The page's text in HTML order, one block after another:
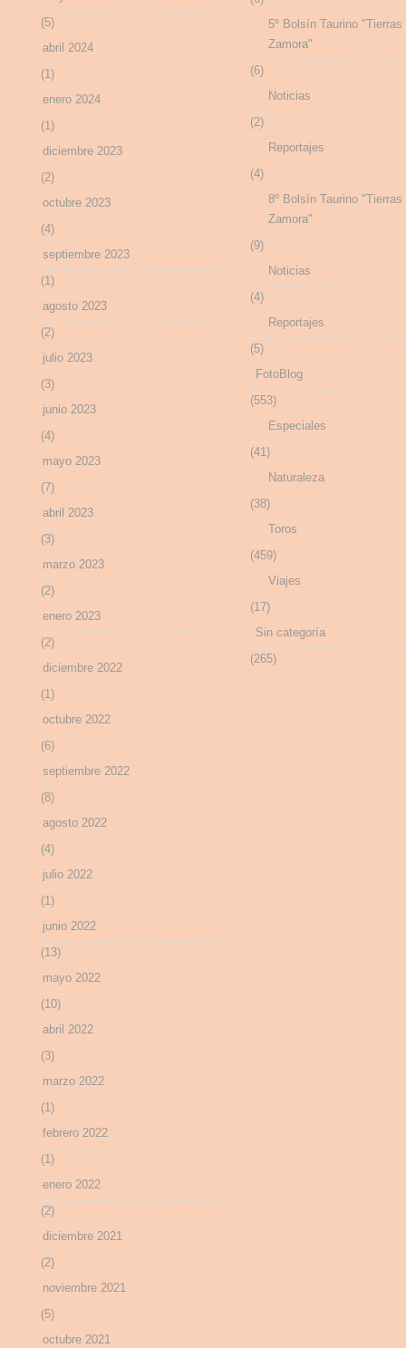
(5)
abril 2024
(1)
enero 2024
(1)
diciembre 2023
(2)
octubre 2023
(4)
septiembre 2023
(1)
agosto 2023
(2)
julio 2023
(3)
junio 2023
(4)
mayo 2023
(7)
abril 2023
(3)
marzo 2023
(2)
enero 2023
(2)
diciembre 2022
(1)
octubre 2022
(6)
septiembre 2022
(8)
agosto 2022
(4)
julio 2022
(1)
junio 2022
(13)
mayo 2022
(10)
abril 2022
(3)
marzo 2022
(1)
febrero 2022
(1)
enero 2022
(2)
diciembre 2021
(2)
noviembre 2021
(5)
octubre 2021
5º Bolsín Taurino "Tierras
Zamora"
(6)
Noticias
(2)
Reportajes
(4)
8º Bolsín Taurino "Tierras
Zamora"
(9)
Noticias
(4)
Reportajes
(5)
FotoBlog
(553)
Especiales
(41)
Naturaleza
(38)
Toros
(459)
Viajes
(17)
Sin categoría
(265)